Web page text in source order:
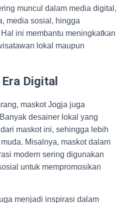
muncul dalam media digital,
media sosial, hingga
ini membantu meningkatkan
lokal maupun
Digital
maskot Jogja juga
desainer lokal yang
maskot ini, sehingga lebih
Misalnya, maskot dalam
modern sering digunakan
untuk mempromosikan
menjadi inspirasi dalam